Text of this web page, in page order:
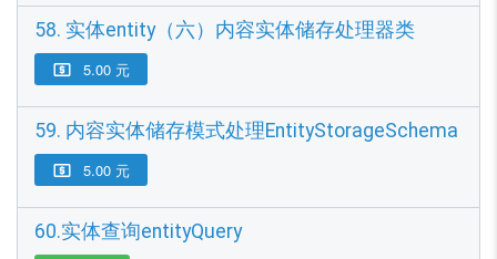
58. 实体entity（六）内容实体储存处理器类
 5.00 元
59. 内容实体储存模式处理EntityStorageSchema
 5.00 元
60.实体查询entityQuery